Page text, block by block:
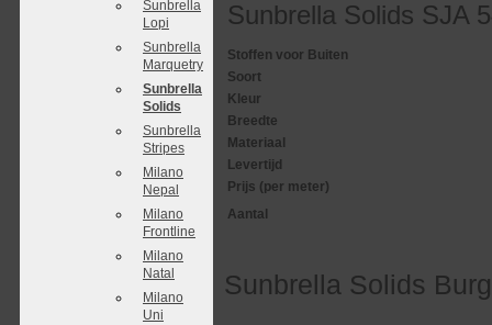
Sunbrella
Lopi
Sunbrella
Marquetry
Sunbrella
Solids
Sunbrella
Stripes
Milano
Nepal
Milano
Frontline
Milano
Natal
Milano
Uni
Sunbrella Solids SJA
Stoffen voor Buiten
Soort
Kleur
Breedte
Materiaal
Levertijd
Prijs (per meter)
Aantal
Sunbrella Solids